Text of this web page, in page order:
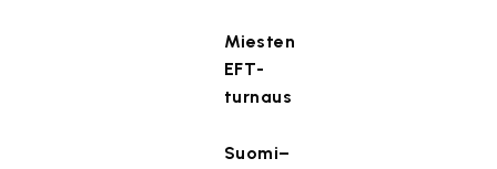
t
t
.
Miesten
EFT-
turnaus
Suomi–